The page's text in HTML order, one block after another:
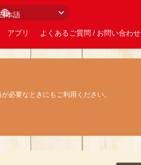
アプリ よくあるご質問 / お問い合わせ
必要なときにもご利用ください。